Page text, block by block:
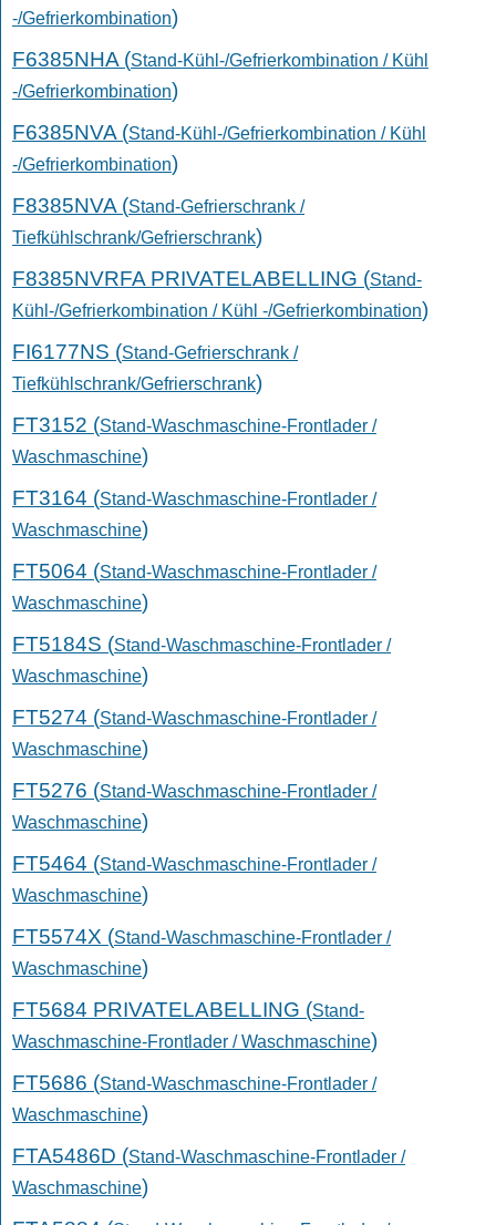
-/Gefrierkombination)
F6385NHA (Stand-Kühl-/Gefrierkombination / Kühl
-/Gefrierkombination)
F6385NVA (Stand-Kühl-/Gefrierkombination / Kühl
-/Gefrierkombination)
F8385NVA (Stand-Gefrierschrank /
Tiefkühlschrank/Gefrierschrank)
F8385NVRFA PRIVATELABELLING (Stand-
Kühl-/Gefrierkombination / Kühl -/Gefrierkombination)
FI6177NS (Stand-Gefrierschrank /
Tiefkühlschrank/Gefrierschrank)
FT3152 (Stand-Waschmaschine-Frontlader /
Waschmaschine)
FT3164 (Stand-Waschmaschine-Frontlader /
Waschmaschine)
FT5064 (Stand-Waschmaschine-Frontlader /
Waschmaschine)
FT5184S (Stand-Waschmaschine-Frontlader /
Waschmaschine)
FT5274 (Stand-Waschmaschine-Frontlader /
Waschmaschine)
FT5276 (Stand-Waschmaschine-Frontlader /
Waschmaschine)
FT5464 (Stand-Waschmaschine-Frontlader /
Waschmaschine)
FT5574X (Stand-Waschmaschine-Frontlader /
Waschmaschine)
FT5684 PRIVATELABELLING (Stand-
Waschmaschine-Frontlader / Waschmaschine)
FT5686 (Stand-Waschmaschine-Frontlader /
Waschmaschine)
FTA5486D (Stand-Waschmaschine-Frontlader /
Waschmaschine)